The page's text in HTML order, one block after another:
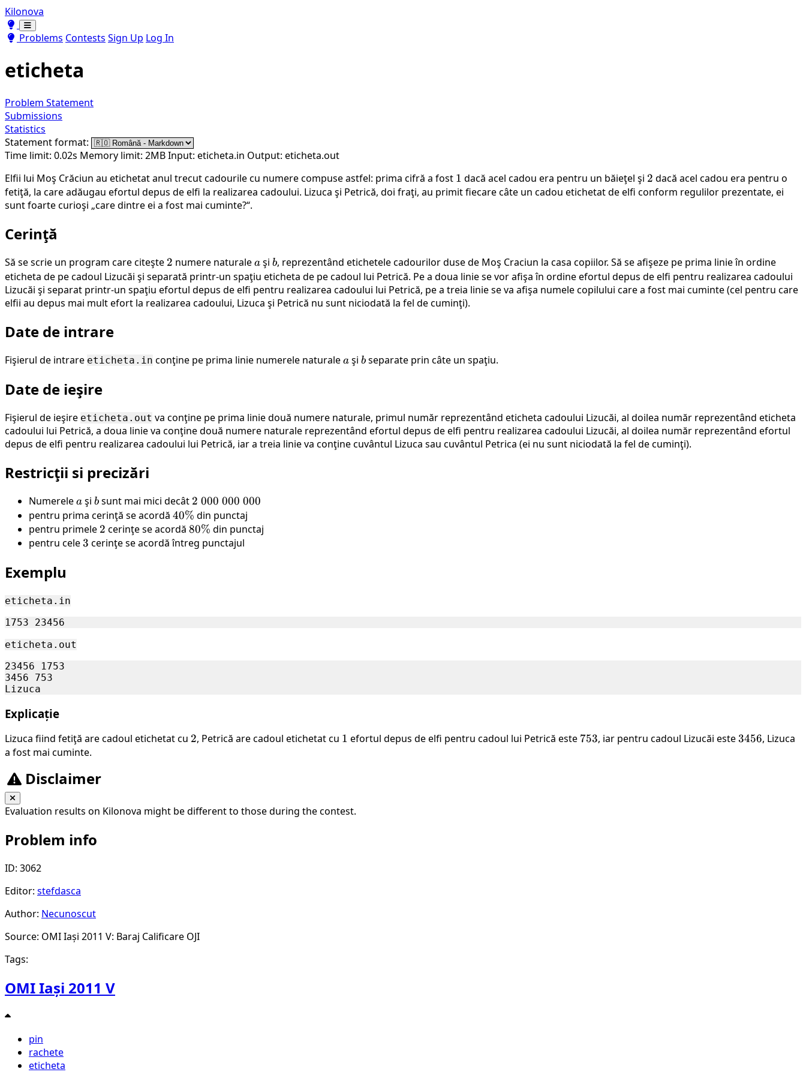
Kilonova
Toggle theme
Toggle theme
Problems Contests Sign Up Log In
eticheta
Problem Statement
Submissions
Statistics
Statement format:
Time limit: 0.02s Memory limit: 2MBInput: eticheta.in Output: eticheta.out
Elfii lui Moş Crăciun au etichetat anul trecut cadourile cu numere compuse astfel: prima cifră a fost 1
1 dacă acel cadou era pentru un băieţel şi 2
2 dacă acel cadou era pentru o
fetiţă, la care adăugau efortul depus de elfi la realizarea cadoului. Lizuca şi Petrică, doi fraţi, au primit fiecare câte un cadou etichetat de elfi conform regulilor prezentate, ei
sunt foarte curioşi „care dintre ei a fost mai cuminte?“.
Cerinţă
Să se scrie un program care citeşte 2
2 numere naturalea
a şi b
b, reprezentând etichetele cadourilor duse de Moş Craciun la casa copiilor. Să se afişeze pe prima linie în ordine
eticheta de pe cadoul Lizucăi şi separată printr-un spaţiu eticheta de pe cadoul lui Petrică. Pe a doua linie se vor afişa în ordine efortul depus de elfi pentru realizarea cadoului
Lizucăi şi separat printr-un spaţiu efortul depus de elfi pentru realizarea cadoului lui Petrică, pe a treia linie se va afişa numele copilului care a fost mai cuminte (cel pentru care
elfii au depus mai mult efort la realizarea cadoului, Lizuca şi Petrică nu sunt niciodată la fel de cuminţi).
Date de intrare
Fişierul de intrare eticheta.in conţine pe prima linie numerele naturalea
a şi b
b separate prin câte un spaţiu.
Date de ieşire
Fişierul de ieşire eticheta.out va conţine pe prima linie două numere naturale, primul număr reprezentând eticheta cadoului Lizucăi, al doilea număr reprezentând eticheta
cadoului lui Petrică, a doua linie va conţine două numere naturale reprezentând efortul depus de elfi pentru realizarea cadoului Lizucăi, al doilea număr reprezentând efortul
depus de elfi pentru realizarea cadoului lui Petrică, iar a treia linie va conţine cuvântul Lizuca sau cuvântul Petrica (ei nu sunt niciodată la fel de cuminţi).
Restricţii si precizări
Numerelea
a şi b
b sunt mai mici decât 2\
000\
000\
000
2 000 000 000
pentru prima cerinţă se acordă 40\%
40% din punctaj
pentru primele 2
2 cerinţe se acordă 80\%
80% din punctaj
pentru cele3
3 cerinţe se acordă întreg punctajul
Exemplu
eticheta.in
eticheta.out
23456 1753
3456 753
Explicație
Lizuca fiind fetiţă are cadoul etichetat cu 2
2, Petrică are cadoul etichetat cu 1
1 efortul depus de elfi pentru cadoul lui Petrică este 753
753, iar pentru cadoul Lizucăi este3456
3456, Lizuca
a fost mai cuminte.
Disclaimer
Evaluation results on Kilonova might be different to those during the contest.
Problem info
ID: 3062
Editor: stefdasca
Author: Necunoscut
Source: OMI Iași 2011 V: Baraj Calificare OJI
Tags:
OMI Iași 2011 V
pin
rachete
eticheta